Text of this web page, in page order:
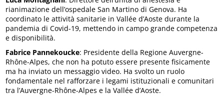
rianimazione dell’ospedale San Martino di Genova. Ha
coordinato le attività sanitarie in Vallée d’Aoste durante la
pandemia di Covid-19, mettendo in campo grande competenza
e disponibilità.
Fabrice Pannekoucke: Presidente della Regione Auvergne-
Rhône-Alpes, che non ha potuto essere presente fisicamente
ma ha inviato un messaggio video. Ha svolto un ruolo
fondamentale nel rafforzare i legami istituzionali e comunitari
tra l’Auvergne-Rhône-Alpes e la Vallée d’Aoste.